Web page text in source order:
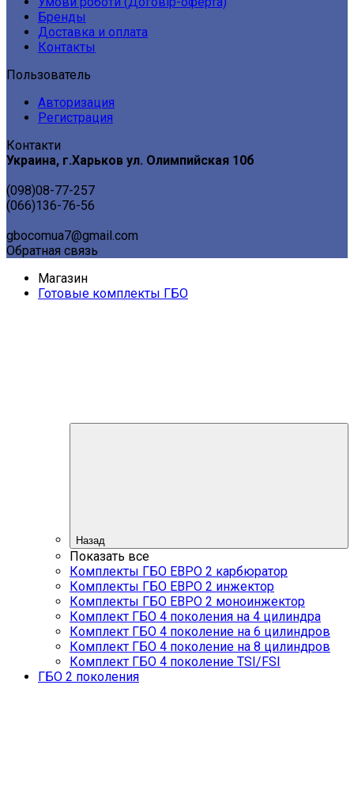
Бренды
Доставка и оплата
Контакты
Пользователь
Авторизация
Регистрация
Контакти
Украина, г.Харьков ул. Олимпийская 10б
(098)08-77-257
(066)136-76-56
gbocomua7@gmail.com
Обратная связь
Магазин
Готовые комплекты ГБО
Назад
Показать все
Комплекты ГБО ЕВРО 2 карбюратор
Комплекты ГБО ЕВРО 2 инжектор
Комплекты ГБО ЕВРО 2 моноинжектор
Комплект ГБО 4 поколения на 4 цилиндра
Комплект ГБО 4 поколение на 6 цилиндров
Комплект ГБО 4 поколение на 8 цилиндров
Комплект ГБО 4 поколение TSI/FSI
ГБО 2 поколения